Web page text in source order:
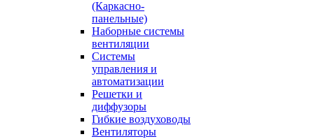
(Каркасно-
панельные)
Наборные системы
вентиляции
Системы
управления и
автоматизации
Решетки и
диффузоры
Гибкие воздуховоды
Вентиляторы